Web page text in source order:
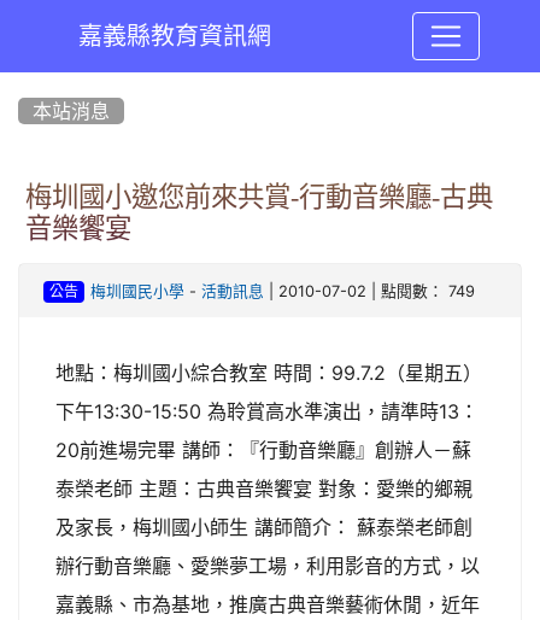
嘉義縣教育資訊網
本站消息
梅圳國小邀您前來共賞-行動音樂廳-古典
音樂饗宴
公告 梅圳國民小學- 活動訊息 | 2010-07-02 | 點閱數： 749
地點：梅圳國小綜合教室 時間：99.7.2（星期五）
下午13:30-15:50 為聆賞高水準演出，請準時13：
20前進場完畢 講師：『行動音樂廳』創辦人－蘇
泰榮老師 主題：古典音樂饗宴 對象：愛樂的鄉親
及家長，梅圳國小師生 講師簡介： 蘇泰榮老師創
辦行動音樂廳、愛樂夢工場，利用影音的方式，以
嘉義縣、市為基地，推廣古典音樂藝術休閒，近年